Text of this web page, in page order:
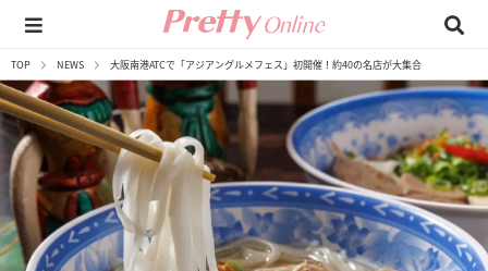
TOP NEWS 大阪南港ATCで「アジアングルメフェス」初開催！約40の名店が大集合